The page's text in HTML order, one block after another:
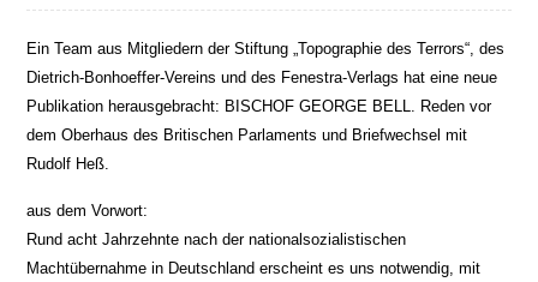
Ein Team aus Mitgliedern der Stiftung „Topographie des Terrors“, des
Dietrich-Bonhoeffer-Vereins und des Fenestra-Verlags hat eine neue
Publikation herausgebracht: BISCHOF GEORGE BELL. Reden vor
dem Oberhaus des Britischen Parlaments und Briefwechsel mit
Rudolf Heß.
aus dem Vorwort:
Rund acht Jahrzehnte nach der nationalsozialistischen
Machtübernahme in Deutschland erscheint es uns notwendig, mit